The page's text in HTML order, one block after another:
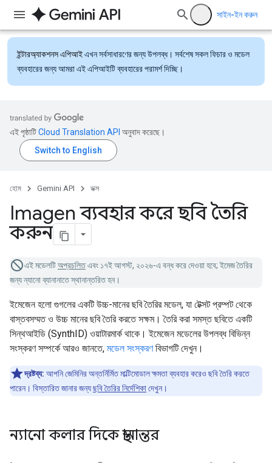
সাইন-ইন করুন
ইন্টারঅ্যাকশনস এপিআইএখন সর্বসাধারণের জন্য উপলব্ধ। সর্বশেষ সকল ফিচার ও মডেল
ব্যবহারের জন্য আমরা এই এপিআইটি ব্যবহারের পরামর্শ দিচ্ছি।
এই পৃষ্ঠাটিCloud Translation API অনুবাদ করেছে।
হোম Gemini API ডক্স
Imagen ব্যবহার করে ছবি তৈরি
করুন
এই মডেলটিঅপ্রচলিতএবং ১৭ই আগস্ট, ২০২৬-এ বন্ধ করে দেওয়া হবে; ইমেজ তৈরির
জন্য ন্যানো ব্যানানাতে স্থানান্তরিত হন।
ইমেজেন হলো গুগলের একটি উচ্চ-মানের ছবি তৈরির মডেল, যা টেক্সট প্রম্পট থেকে
বাস্তবসম্মত ও উচ্চ মানের ছবি তৈরি করতে সক্ষম। তৈরি করা সমস্ত ছবিতে একটি
সিন্থআইডি (SynthID) ওয়াটারমার্ক থাকে। ইমেজেন মডেলের উপলব্ধ বিভিন্ন
সংস্করণ সম্পর্কে আরও জানতে, মডেল সংস্করণবিভাগটি দেখুন।
দ্রষ্টব্য: আপনি জেমিনির অন্তর্নির্মিত মাল্টিমোডাল ক্ষমতা ব্যবহার করেও ছবি তৈরি করতে
পারেন। বিস্তারিত জানার জন্যছবি তৈরির নির্দেশিকাদেখুন।
ন্যানো কলার দিকে স্থানান্তর